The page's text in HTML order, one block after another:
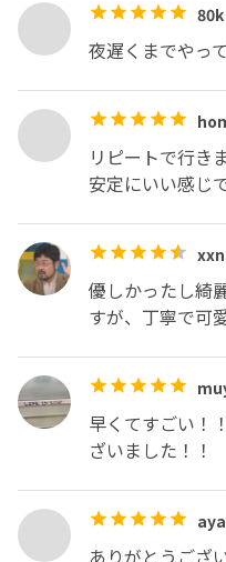
80k
夜遅くまでやっ
リピートで行き
安定にいい感じ
優しかったし綺
すが、丁寧で可
早くてすごい！
ざいました！！
ありがとうござ